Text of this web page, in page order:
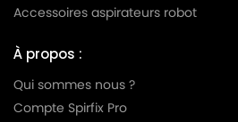
BOSCH
BOSCH BGBS4POW1
BOSCH
BOSCH BS 51
Accessoires aspirateurs robot
À propos :
Qui sommes nous ?
Compte Spirfix Pro